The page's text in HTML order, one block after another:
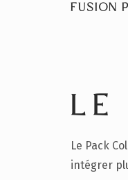
FUSION
LE
Le Pack
intégrer